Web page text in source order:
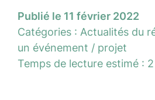
Publié le 11 février 2022
Catégories : Actualités du
un événement / projet
Temps de lecture estimé :